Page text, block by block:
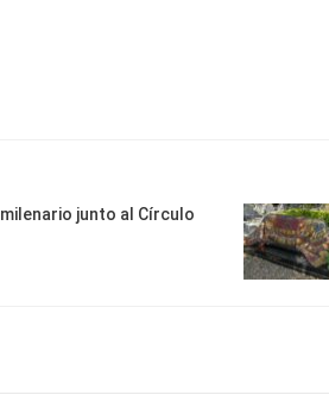
junto al Círculo